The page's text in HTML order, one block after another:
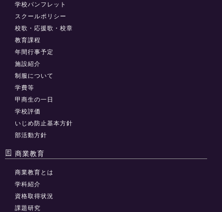
学校パンフレット
スクールポリシー
校歌・応援歌・校章
教育課程
年間行事予定
施設紹介
制服について
学費等
甲商生の一日
学校評価
いじめ防止基本方針
部活動方針
商業教育
商業教育とは
学科紹介
資格取得状況
課題研究